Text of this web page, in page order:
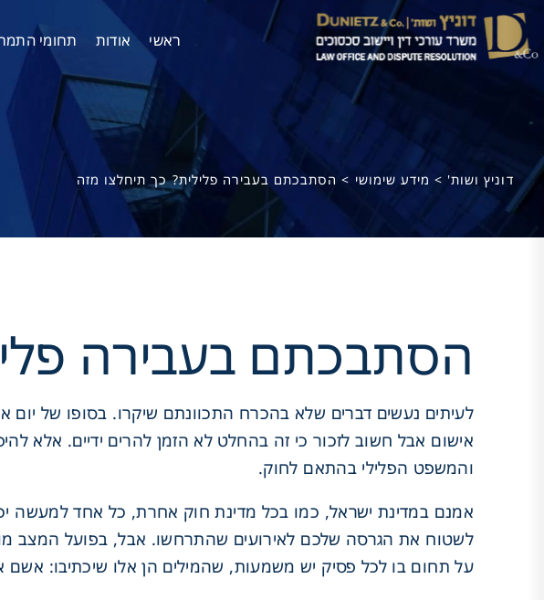
ראשי אודות תחומי
דוניץ ושות' > מידע שימושי > הסתבכתם בעבירה פלילית? כך תיחלצו מזה
הסתבכתם בעבירה
לעיתים נעשים דברים שלא בהכרח התכוונתם שיקרו. בסופו של יום
אישום אבל חשוב לזכור כי זה בהחלט לא הזמן להרים ידיים. אלא
והמשפט הפלילי בהתאם לחוק.
אמנם במדינת ישראל, כמו בכל מדינת חוק אחרת, כל אחד למעשה
לשטוח את הגרסה שלכם לאירועים שהתרחשו. אבל, בפועל המצב
על תחום בו לכל פסיק יש משמעות, שהמילים הן אלו שיכתיבו: אשם